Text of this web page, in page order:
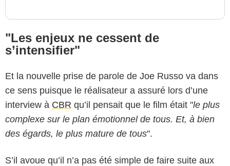
"Les enjeux ne cessent de
s’intensifier"
Et la nouvelle prise de parole de Joe Russo va dans
ce sens puisque le réalisateur a assuré lors d’une
interview à CBR qu’il pensait que le film était "le plus
complexe sur le plan émotionnel de tous. Et, à bien
des égards, le plus mature de tous".
S’il avoue qu’il n’a pas été simple de faire suite aux